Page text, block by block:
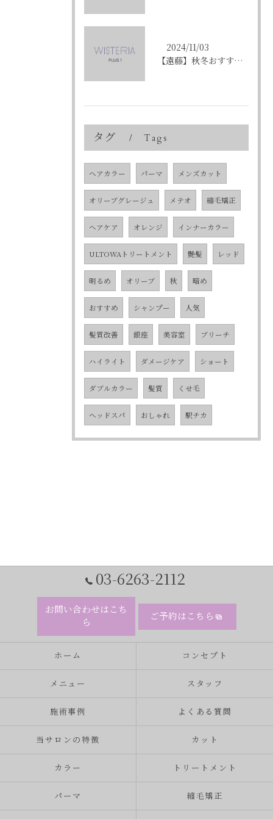
2024/11/03
【遠藤】秋冬おすすめの艶カラー「ショコラブラウン」
タグ Tags
ヘアカラー パーマ メンズカット
オリーブグレージュ メテオ 縮毛矯正
ヘアケア オレンジ インナーカラー
ULTOWAトリートメント 艶髪 レッド
明るめ オリーブ 秋 暗め
おすすめ シャンプー 人気
髪質改善 銀座 美容室 ブリーチ
ハイライト ダメージケア ショート
ダブルカラー 髪質 くせ毛
ヘッドスパ おしゃれ 駅チカ
03-6263-2112
お問い合わせはこち
ら
ご予約はこちら
ホーム コンセプト
メニュー スタッフ
施術事例 よくある質問
当サロンの特徴 カット
カラー トリートメント
パーマ 縮毛矯正